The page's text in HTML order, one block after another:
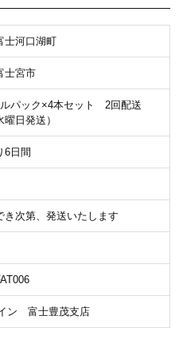
士河口湖町
士宮市
パック×4本セット 2回配送
曜日発送）
6日間
き次第、発送いたします
ン 富士豊茂支店